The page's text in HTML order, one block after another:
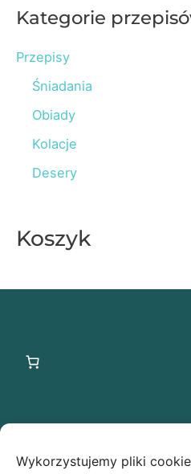
Wykorzystujemy pliki
r
h
Kategorie
Przepisy
Śniadania
Obiady
Kolacje
Desery
Koszyk
Świąteczna owsianka z